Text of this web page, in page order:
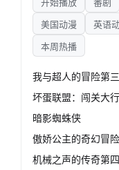
美国动漫
英语
本周热播
我与超人的冒险第
坏蛋联盟：闯关大
暗影蜘蛛侠
傲娇公主的奇幻冒险
机械之声的传奇第